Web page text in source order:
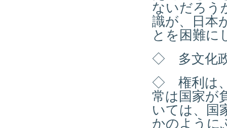
ないだろう
識が、日本
とを困難に
◇ 多文化政
◇ 権利は、
常は国家が
いては、国
かのように